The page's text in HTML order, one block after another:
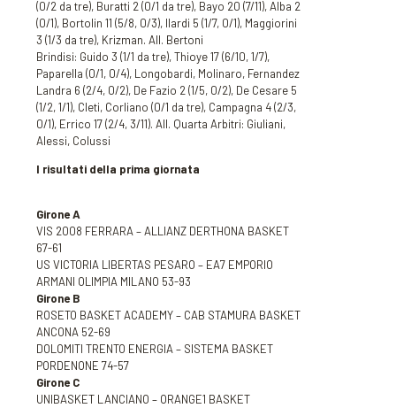
(0/2 da tre), Buratti 2 (0/1 da tre), Bayo 20 (7/11), Alba 2
(0/1), Bortolin 11 (5/8, 0/3), Ilardi 5 (1/7, 0/1), Maggiorini
3 (1/3 da tre), Krizman. All. Bertoni
Brindisi: Guido 3 (1/1 da tre), Thioye 17 (6/10, 1/7),
Paparella (0/1, 0/4), Longobardi, Molinaro, Fernandez
Landra 6 (2/4, 0/2), De Fazio 2 (1/5, 0/2), De Cesare 5
(1/2, 1/1), Cleti, Corliano (0/1 da tre), Campagna 4 (2/3,
0/1), Errico 17 (2/4, 3/11). All. Quarta Arbitri: Giuliani,
Alessi, Colussi
I risultati della prima giornata
Girone A
VIS 2008 FERRARA – ALLIANZ DERTHONA BASKET
67-61
US VICTORIA LIBERTAS PESARO – EA7 EMPORIO
ARMANI OLIMPIA MILANO 53-93
Girone B
ROSETO BASKET ACADEMY – CAB STAMURA BASKET
ANCONA 52-69
DOLOMITI TRENTO ENERGIA – SISTEMA BASKET
PORDENONE 74-57
Girone C
UNIBASKET LANCIANO – ORANGE1 BASKET